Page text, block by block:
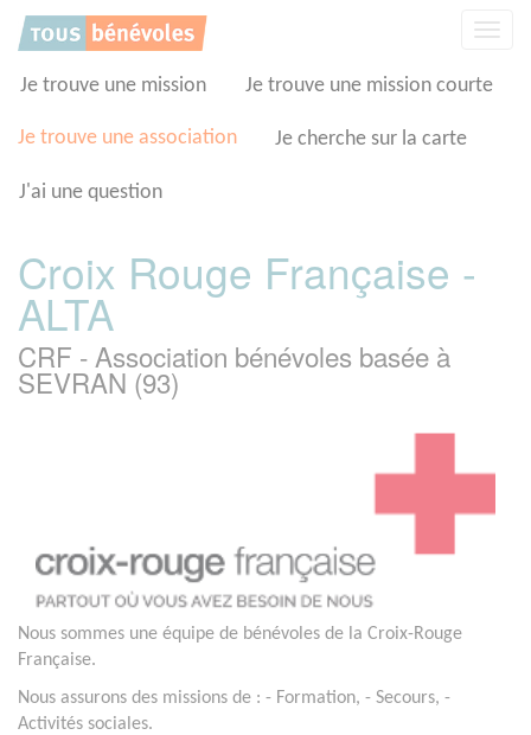
Je trouve une mission Je trouve une mission courte
Je trouve une association Je cherche sur la carte
J'ai une question
Croix Rouge Française -
ALTA
CRF - Association bénévoles basée à
SEVRAN (93)
Nous sommes une équipe de bénévoles de la Croix-Rouge
Française.
Nous assurons des missions de : - Formation, - Secours, -
Activités sociales.
Panneau de gestion des cookies